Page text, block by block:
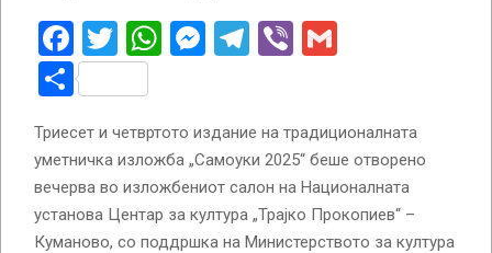
Facebook
Twitter
WhatsApp
Messenger
Telegram
Viber
Share
Триесет и четвртото издание на традиционалната
уметничка изложба „Самоуки 2025“ беше отворено
вечерва во изложбениот салон на Националната
установа Центар за култура „Трајко Прокопиев“ –
Куманово, со поддршка на Министерството за култура